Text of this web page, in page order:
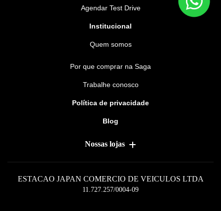
Agendar Test Drive
Institucional
Quem somos
Por que comprar na Saga
Trabalhe conosco
Política de privacidade
Blog
Nossas lojas
ESTACAO JAPAN COMERCIO DE VEICULOS LTDA
11.727.257/0004-09